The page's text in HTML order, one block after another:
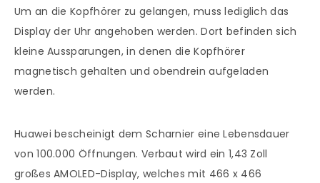
Um an die Kopfhörer zu gelangen, muss lediglich das
Display der Uhr angehoben werden. Dort befinden sich
kleine Aussparungen, in denen die Kopfhörer
magnetisch gehalten und obendrein aufgeladen
werden.
Huawei bescheinigt dem Scharnier eine Lebensdauer
von 100.000 Öffnungen. Verbaut wird ein 1,43 Zoll
großes AMOLED-Display, welches mit 466 x 466